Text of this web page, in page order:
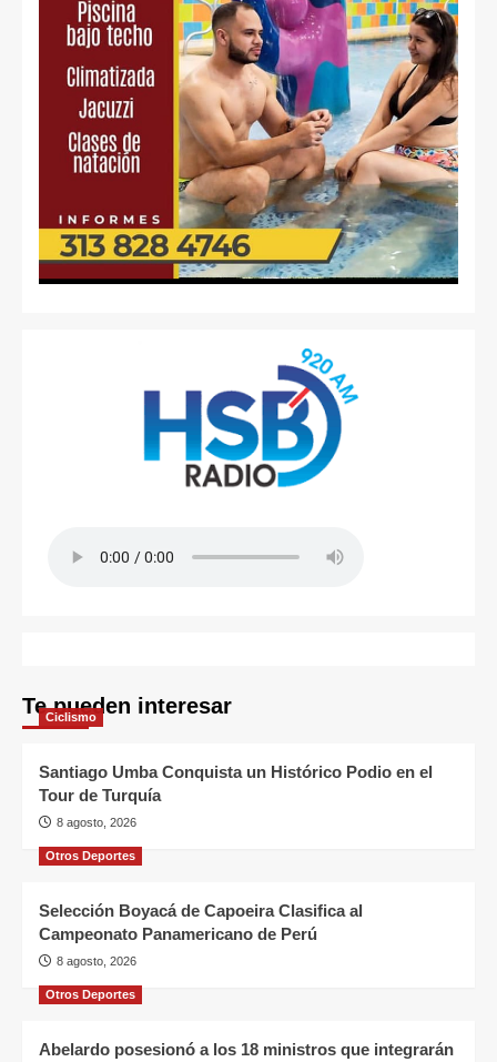
Te pueden interesar
Ciclismo
Santiago Umba Conquista un Histórico Podio en el
Tour de Turquía
8 agosto, 2026
Otros Deportes
Selección Boyacá de Capoeira Clasifica al
Campeonato Panamericano de Perú
8 agosto, 2026
Otros Deportes
Abelardo posesionó a los 18 ministros que integrarán